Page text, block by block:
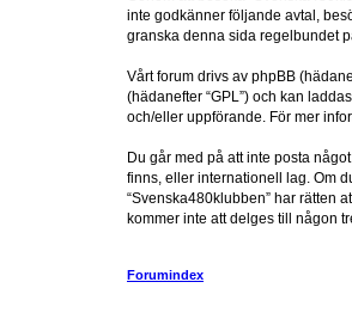
inte godkänner följande avtal,
granska denna sida regelbundet
Vårt forum drivs av phpBB
(hädanefter “GPL”) och kan
och/eller uppförande. För mer
Du går med på att inte posta
finns, eller internationell lag. Om
“Svenska480klubben” har rätten
kommer inte att delges till någon
Forumindex